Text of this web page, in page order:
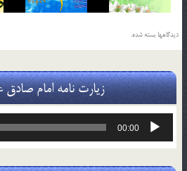
دیدگاهها بسته شده.
زیارت نامه امام صادق
پخش‌کننده
00:00